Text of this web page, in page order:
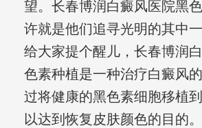
望。长春博润白癜风医院黑
许就是他们追寻光明的其中一
给大家提个醒儿，长春博润
色素种植是一种治疗白癜风
过将健康的黑色素细胞移植
以达到恢复皮肤颜色的目的